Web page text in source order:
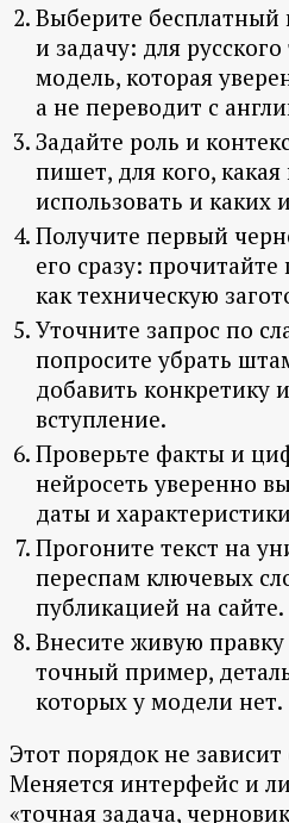
Выберите
и задачу: для русского
модель, которая
а не переводит с
Задайте роль и
пишет, для кого, какая
использовать и каких
Получите первый
его сразу: прочитайте
как техническую
Уточните запрос по
попросите убрать
добавить конкретику
вступление.
Проверьте факты и
нейросеть уверенно
даты и
Прогоните текст на
переспам ключевых
публикацией на сайте.
Внесите живую
точный пример,
которых у модели нет.
Этот порядок не
Меняется интерфейс и
«точная задача,